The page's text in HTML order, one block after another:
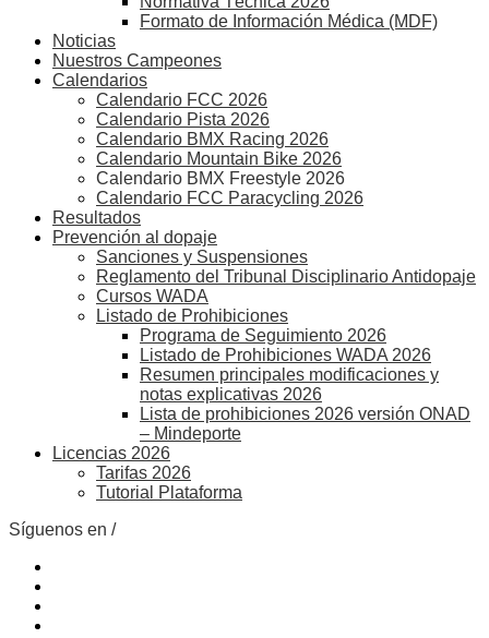
Formato de Información Médica (MDF)
Noticias
Nuestros Campeones
Calendarios
Calendario FCC 2026
Calendario Pista 2026
Calendario BMX Racing 2026
Calendario Mountain Bike 2026
Calendario BMX Freestyle 2026
Calendario FCC Paracycling 2026
Resultados
Prevención al dopaje
Sanciones y Suspensiones
Reglamento del Tribunal Disciplinario Antidopaje
Cursos WADA
Listado de Prohibiciones
Programa de Seguimiento 2026
Listado de Prohibiciones WADA 2026
Resumen principales modificaciones y
notas explicativas 2026
Lista de prohibiciones 2026 versión ONAD
– Mindeporte
Licencias 2026
Tarifas 2026
Tutorial Plataforma
Síguenos en /